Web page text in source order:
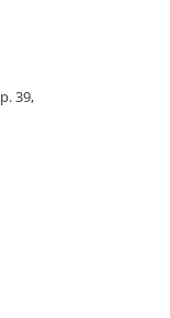
39,